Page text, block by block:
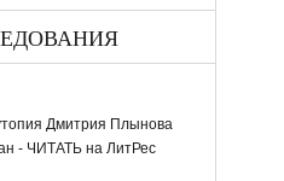
Дмитрия Плынова
- ЧИТАТЬ на ЛитРес